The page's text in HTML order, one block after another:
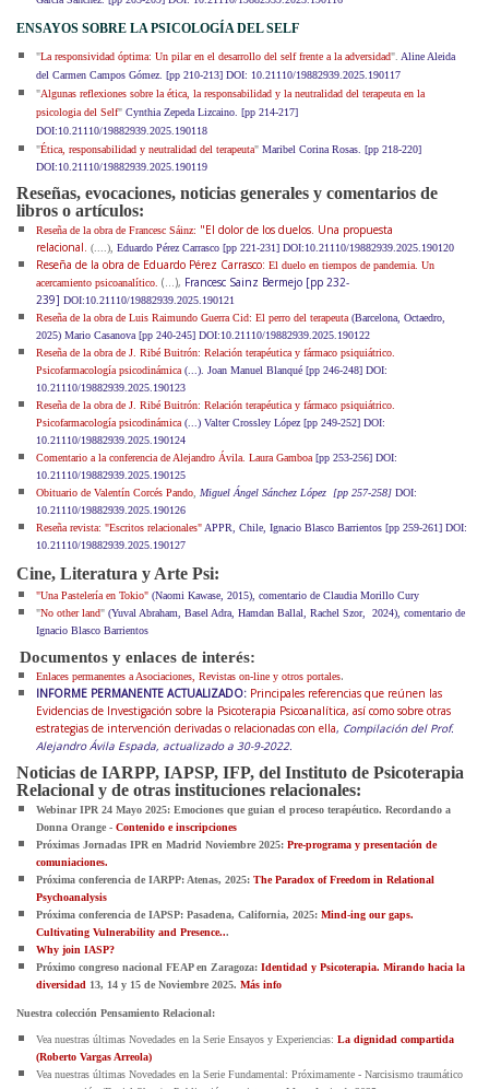
ENSAYOS SOBRE LA PSICOLOGÍA DEL SELF
"La responsividad óptima: Un pilar en el desarrollo del self frente a la adversidad". Aline Aleida
del Carmen Campos Gómez. [pp 210-213] DOI: 10.21110/19882939.2025.190117
"Algunas reflexiones sobre la ética, la responsabilidad y la neutralidad del terapeuta en la
psicologia del Self" Cynthia Zepeda Lizcaino. [pp 214-217]
DOI:10.21110/19882939.2025.190118
"Ética, responsabilidad y neutralidad del terapeuta" Maribel Corina Rosas. [pp 218-220]
DOI:10.21110/19882939.2025.190119
Reseñas, evocaciones, noticias generales y comentarios de
libros o artículos:
Reseña de la obra de Francesc Sáinz: "El dolor de los duelos. Una propuesta
relacional. (....), Eduardo Pérez Carrasco [pp 221-231] DOI:10.21110/19882939.2025.190120
Reseña de la obra de Eduardo Pérez Carrasco: El duelo en tiempos de pandemia. Un
acercamiento psicoanalítico. (...), Francesc Sainz Bermejo [pp 232-
239] DOI:10.21110/19882939.2025.190121
Reseña de la obra de Luis Raimundo Guerra Cid: El perro del terapeuta (Barcelona, Octaedro,
2025) Mario Casanova [pp 240-245] DOI:10.21110/19882939.2025.190122
Reseña de la obra de J. Ribé Buitrón: Relación terapéutica y fármaco psiquiátrico.
Psicofarmacología psicodinámica (...). Joan Manuel Blanqué [pp 246-248] DOI:
10.21110/19882939.2025.190123
Reseña de la obra de J. Ribé Buitrón: Relación terapéutica y fármaco psiquiátrico.
Psicofarmacología psicodinámica (...) Valter Crossley López [pp 249-252] DOI:
10.21110/19882939.2025.190124
Comentario a la conferencia de Alejandro Ávila. Laura Gamboa [pp 253-256] DOI:
10.21110/19882939.2025.190125
Obituario de Valentín Corcés Pando
Miguel Ángel Sánchez López [pp 257-258] DOI:
10.21110/19882939.2025.190126
Reseña revista: "Escritos relacionales" APPR, Chile, Ignacio Blasco Barrientos [pp 259-261] DOI:
10.21110/19882939.2025.190127
Cine, Literatura y Arte Psi:
"Una Pastelería en Tokio" (Naomi Kawase, 2015), comentario de Claudia Morillo Cury
"No other land" (Yuval Abraham, Basel Adra, Hamdan Ballal, Rachel Szor, 2024), comentario de
Ignacio Blasco Barrientos
Documentos y enlaces de interés:
Enlaces permanentes a Asociaciones, Revistas on-line y otros portales.
INFORME PERMANENTE ACTUALIZADO: Principales referencias que reúnen las
Evidencias de Investigación sobre la Psicoterapia Psicoanalítica, así como sobre otras
estrategias de intervención derivadas o relacionadas con ella, Compilación del Prof.
Alejandro Ávila Espada, actualizado a 30-9-2022.
Noticias de IARPP, IAPSP, IFP, del Instituto de Psicoterapia
Relacional y de otras instituciones relacionales:
Webinar IPR 24 Mayo 2025: Emociones que guian el proceso terapéutico. Recordando a
Donna Orange - Contenido e inscripciones
Próximas Jornadas IPR en Madrid Noviembre 2025: Pre-programa y presentación de
comuniaciones.
Próxima conferencia de IARPP: Atenas, 2025: The Paradox of Freedom in Relational
Psychoanalysis
Próxima conferencia de IAPSP: Pasadena, California, 2025: Mind-ing our gaps.
Cultivating Vulnerability and Presence...
Why join IASP?
Próximo congreso nacional FEAP en Zaragoza: Identidad y Psicoterapia. Mirando hacia la
diversidad 13, 14 y 15 de Noviembre 2025. Más info
Nuestra colección Pensamiento Relacional:
Vea nuestras últimas Novedades en la Serie Ensayos y Experiencias: La dignidad compartida
(Roberto Vargas Arreola)
Vea nuestras últimas Novedades en la Serie Fundamental: Próximamente - Narcisismo traumático